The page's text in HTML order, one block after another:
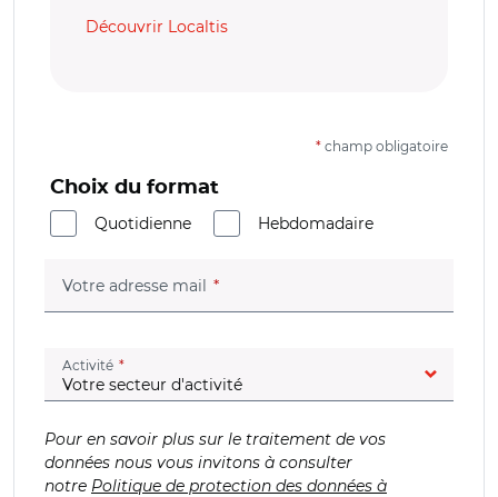
Découvrir Localtis
* champ obligatoire
Choix du format
Quotidienne
Hebdomadaire
Votre adresse mail (champ obligatoire)
Activité (champ obligatoire)
Pour en savoir plus sur le traitement de vos
données nous vous invitons à consulter
notre Politique de protection des données à